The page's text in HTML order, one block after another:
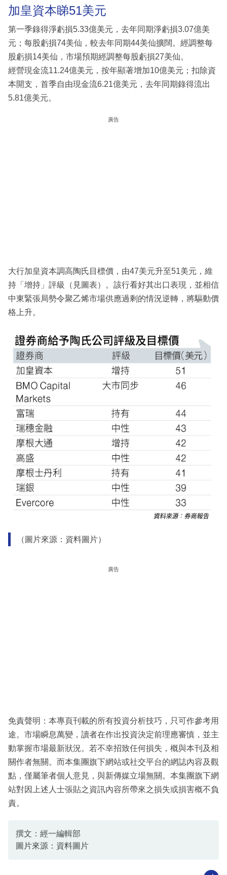
加皇資本睇51美元
第一季錄得淨虧損5.33億美元，去年同期淨虧損3.07億美
元；每股虧損74美仙，較去年同期44美仙擴闊。經調整每
股虧損14美仙，市場預期經調整每股虧損27美仙。
經營現金流11.24億美元，按年顯著增加10億美元；扣除資
本開支，首季自由現金流6.21億美元，去年同期錄得流出
5.81億美元。
廣告
大行加皇資本調高陶氏目標價，由47美元升至51美元，維
持「增持」評級（見圖表）。該行看好其出口表現，並相信
中東緊張局勢令聚乙烯市場供應過剩的情況逆轉，將驅動價
格上升。
（圖片來源：資料圖片）
廣告
免責聲明：本專頁刊載的所有投資分析技巧，只可作參考用
途。市場瞬息萬變，讀者在作出投資決定前理應審慎，並主
動掌握市場最新狀況。若不幸招致任何損失，概與本刊及相
關作者無關。而本集團旗下網站或社交平台的網誌內容及觀
點，僅屬筆者個人意見，與新傳媒立場無關。本集團旗下網
站對因上述人士張貼之資訊內容所帶來之損失或損害概不負
責。
撰文：經一編輯部
圖片來源：資料圖片